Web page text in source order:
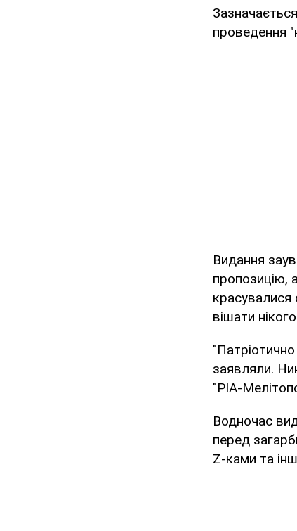
проведення
Видання
пропозицію,
красувалися
вішати
заявляли.
"РІА-
Водночас
перед
Z-ками та